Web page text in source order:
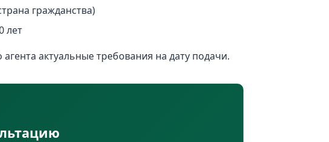
гражданства)
лет
актуальные требования на дату подачи.